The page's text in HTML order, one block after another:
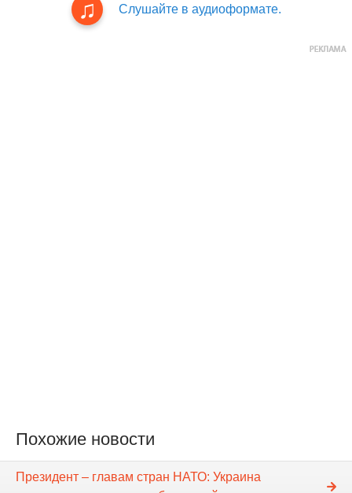
Слушайте в аудиоформате.
Похожие новости
Президент – главам стран НАТО: Украина